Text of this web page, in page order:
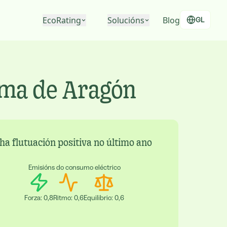
EcoRating Solucións
Para administracións
Blog GL
de Aragón
flutuación positiva no último ano
Emisións do consumo eléctrico
Forza:0,8Ritmo:0,6Equilibrio:0,6